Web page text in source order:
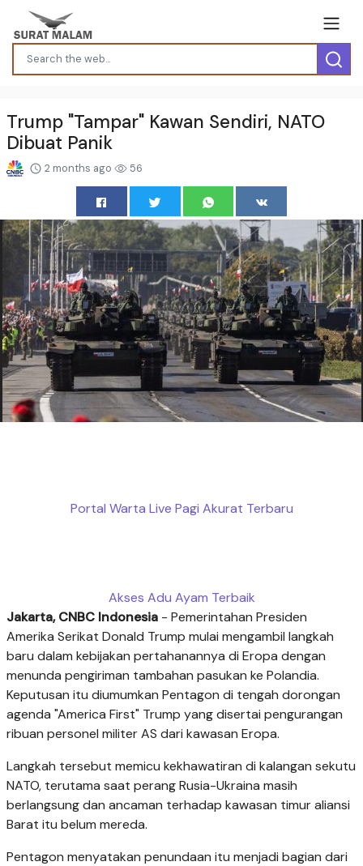
Trump "Tampar" Kawan Sendiri, NATO
Dibuat Panik
2 months ago 56
Portal Warta Live Pagi Akurat Terbaru
Akses Adu Ayam Terbaik
Jakarta, CNBC Indonesia - Pemerintahan Presiden
Amerika Serikat Donald Trump mulai mengambil langkah
baru dalam kebijakan pertahanannya di Eropa dengan
menunda pengiriman tambahan pasukan ke Polandia.
Keputusan itu diumumkan Pentagon di tengah dorongan
agenda "America First" Trump yang disertai pengurangan
ribuan personel militer AS dari kawasan Eropa.
Langkah tersebut memicu kekhawatiran di kalangan sekutu
NATO, terutama saat perang Rusia-Ukraina masih
berlangsung dan ancaman terhadap kawasan timur aliansi
Barat itu belum mereda.
Pentagon menyatakan penundaan itu menjadi bagian dari